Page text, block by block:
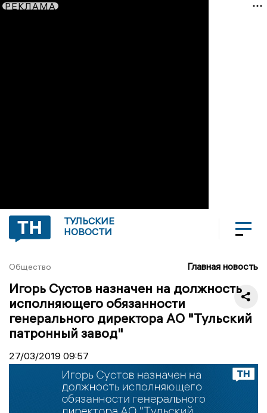
РЕКЛАМА
ТУЛЬСКИЕ
НОВОСТИ
Общество Главная новость
Игорь Сустов назначен на должность
исполняющего обязанности
генерального директора АО "Тульский
патронный завод"
27/03/2019 09:57